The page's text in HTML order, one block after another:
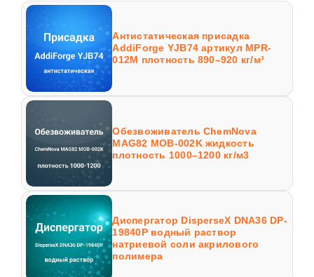
Антистатическая присадка
AddiForge YJB74 артикул MPR-
012M плотность 890–920 кг/м³
Обезвоживатель ChemNova
MAG82 MOB-002K жидкость
плотность 1000–1200 кг/м3
Диспергатор DisperseX DNA36 DP-
19840P водный раствор
натриевой соли акрилового
полимера